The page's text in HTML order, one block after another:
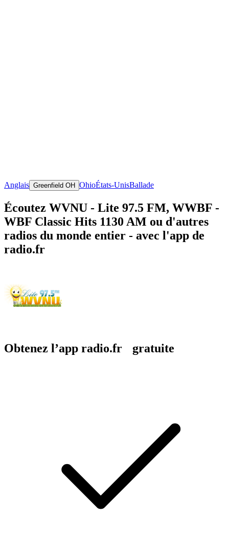
Anglais Greenfield OH OhioÉtats-UnisBallade
Écoutez WVNU - Lite 97.5 FM, WWBF -
WBF Classic Hits 1130 AM ou d'autres
radios du monde entier - avec l'app de
radio.fr
Obtenez l’app radio.fr gratuite